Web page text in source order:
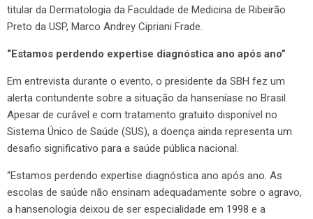
titular da Dermatologia da Faculdade de Medicina de Ribeirão
Preto da USP, Marco Andrey Cipriani Frade.
“Estamos perdendo expertise diagnóstica ano após ano”
Em entrevista durante o evento, o presidente da SBH fez um
alerta contundente sobre a situação da hanseníase no Brasil.
Apesar de curável e com tratamento gratuito disponível no
Sistema Único de Saúde (SUS), a doença ainda representa um
desafio significativo para a saúde pública nacional.
“Estamos perdendo expertise diagnóstica ano após ano. As
escolas de saúde não ensinam adequadamente sobre o agravo,
a hansenologia deixou de ser especialidade em 1998 e a